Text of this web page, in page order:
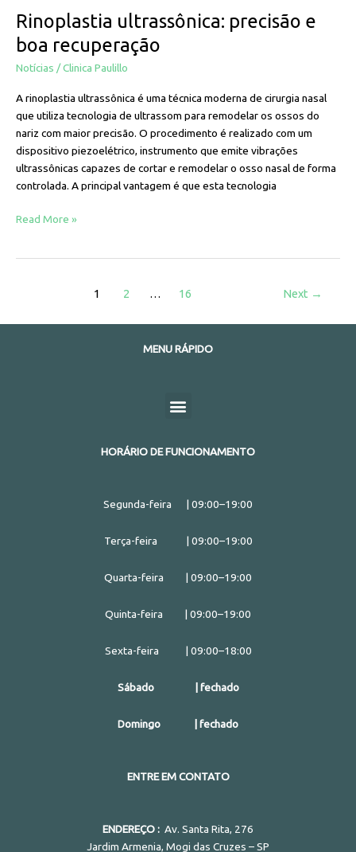
Rinoplastia ultrassônica: precisão e
boa recuperação
Notícias /Clinica Paulillo
A rinoplastia ultrassônica é uma técnica moderna de cirurgia nasal
que utiliza tecnologia de ultrassom para remodelar os ossos do
nariz com maior precisão. O procedimento é realizado com um
dispositivo piezoelétrico, instrumento que emite vibrações
ultrassônicas capazes de cortar e remodelar o osso nasal de forma
controlada. A principal vantagem é que esta tecnologia
Read More »
1 2 … 16 Next →
MENU RÁPIDO
Menu
HORÁRIO DE FUNCIONAMENTO
Segunda-feira | 09:00–19:00
Terça-feira | 09:00–19:00
Quarta-feira | 09:00–19:00
Quinta-feira | 09:00–19:00
Sexta-feira | 09:00–18:00
Sábado | fechado
Domingo | fechado
ENTRE EM CONTATO
ENDEREÇO : Av. Santa Rita, 276
Jardim Armenia, Mogi das Cruzes – SP